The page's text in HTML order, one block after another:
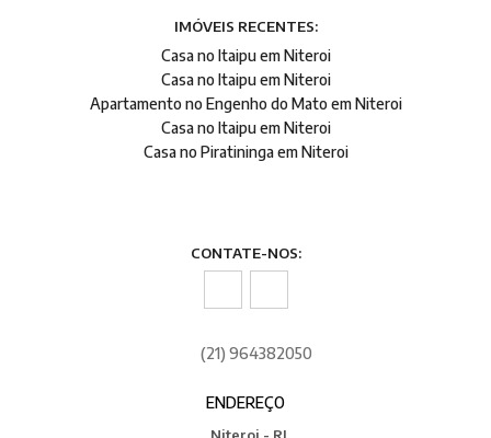
IMÓVEIS RECENTES:
Casa no Itaipu em Niteroi
Casa no Itaipu em Niteroi
Apartamento no Engenho do Mato em Niteroi
Casa no Itaipu em Niteroi
Casa no Piratininga em Niteroi
CONTATE-NOS:
(21) 964382050
ENDEREÇO
, Niteroi - RJ